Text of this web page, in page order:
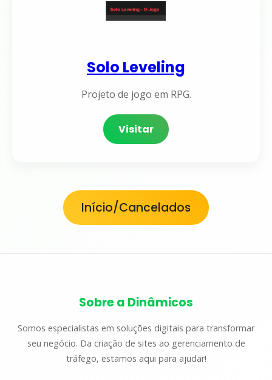
Solo Leveling
Projeto de jogo em RPG.
Visitar
Início/Cancelados
Sobre a Dinâmicos
Somos especialistas em soluções digitais para transformar
seu negócio. Da criação de sites ao gerenciamento de
tráfego, estamos aqui para ajudar!